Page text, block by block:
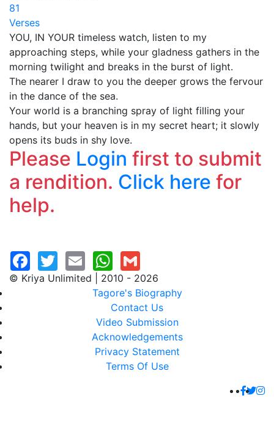
81
Verses
YOU, IN YOUR timeless watch, listen to my
approaching steps, while your gladness gathers in the
morning twilight and breaks in the burst of light.
The nearer I draw to you the deeper grows the fervour
in the dance of the sea.
Your world is a branching spray of light filling your
hands, but your heaven is in my secret heart; it slowly
opens its buds in shy love.
Please Login first to submit
a rendition. Click here for
help.
© Kriya Unlimited | 2010 - 2026
Tagore's Biography
Contact Us
Video Submission
Acknowledgements
Privacy Statement
Terms Of Use